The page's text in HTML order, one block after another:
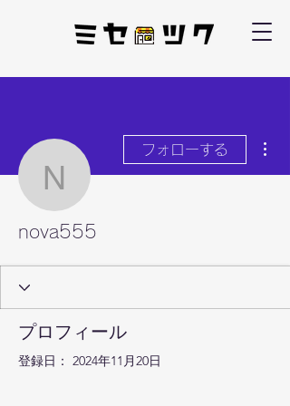
nova555
フォローする
nova555
プロフィール
登録日： 2024年11月20日